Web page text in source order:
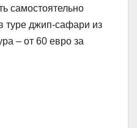
самостоятельно
туре джип-сафари из
– от 60 евро за